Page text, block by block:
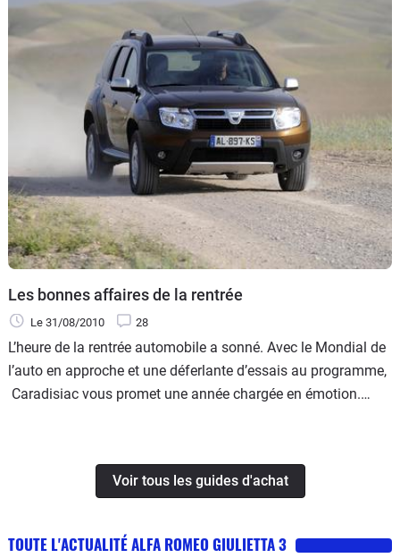
Les bonnes affaires de la rentrée
Le 31/08/2010 28
L’heure de la rentrée automobile a sonné. Avec le Mondial de
l’auto en approche et une déferlante d’essais au programme,
Caradisiac vous promet une année chargée en émotion.
mois de septembre.
Voir tous les guides d'achat
TOUTE L'ACTUALITÉ ALFA ROMEO GIULIETTA 3